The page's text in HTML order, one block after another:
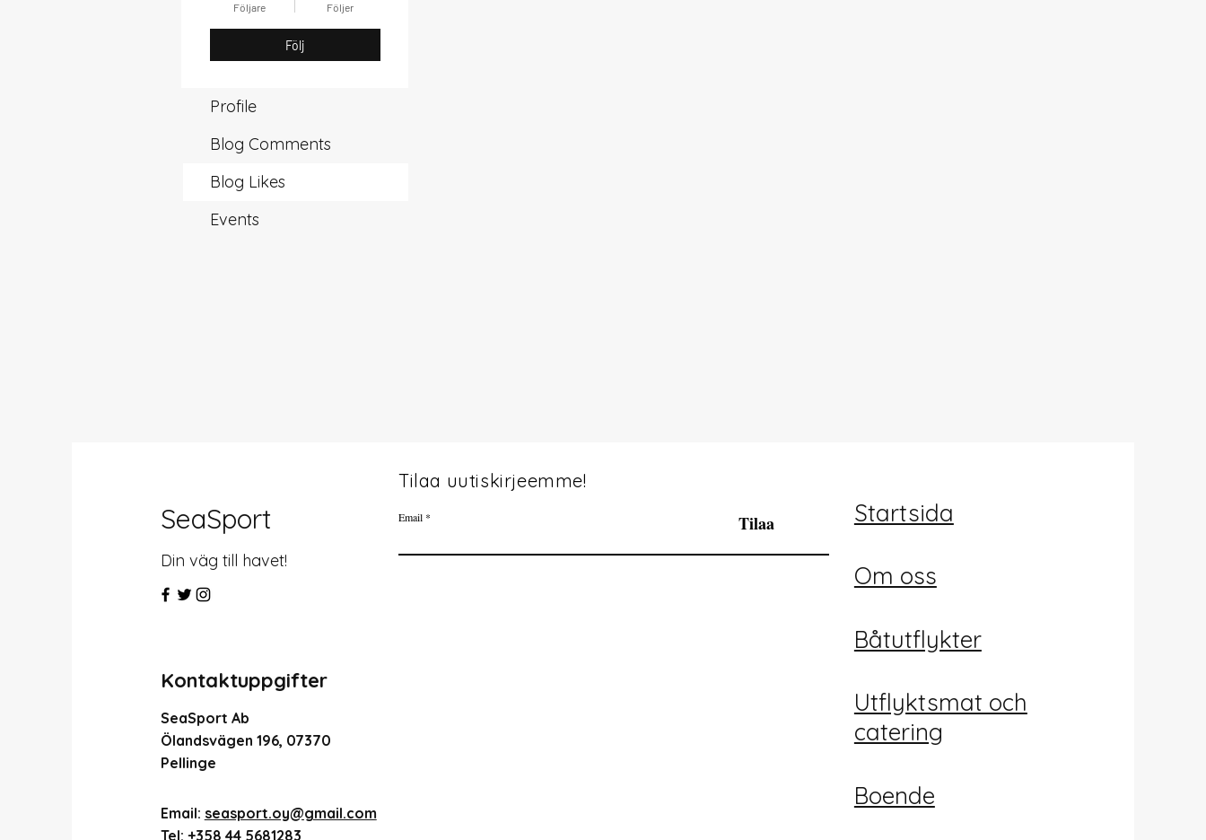
Följare Följer
Följ
Profile
Blog Comments
Blog Likes
Events
SeaSport
Din väg till havet!
Kontaktuppgifter
SeaSport Ab
Ölandsvägen 196, 07370
Pellinge
Email: seasport.oy@gmail.com
Tel: +358 44 5681283
Startsida
Om oss
Båtutflykter
Utflyktsmat och
catering
Boende
Tilaa uutiskirjeemme!
Email Tilaa